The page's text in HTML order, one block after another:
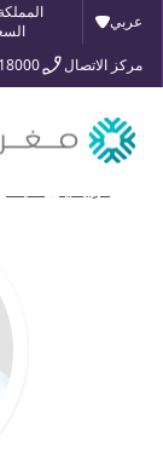
عربي
مركز الاتصال